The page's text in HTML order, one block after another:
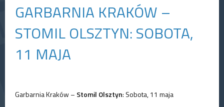
GARBARNIA KRAKÓW –
STOMIL OLSZTYN: SOBOTA,
11 MAJA
Garbarnia Kraków – Stomil Olsztyn: Sobota, 11 maja